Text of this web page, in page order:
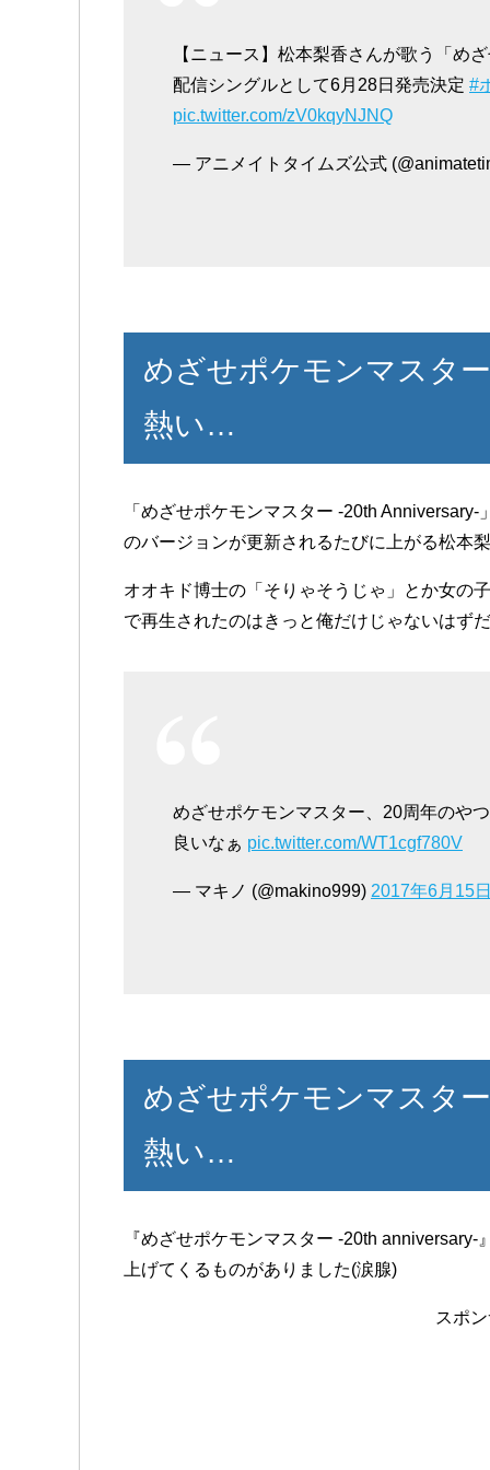
【ニュース】松本梨香さんが歌う「め
配信シングルとして6月28日発売決定 #
pic.twitter.com/zV0kqyNJNQ
— アニメイトタイムズ公式
めざせポケモンマスタ
熱い…
「めざせポケモンマスター -20th
のバージョンが更新されるたびに上がる松本
オオキド博士の「そりゃそうじゃ」とか女の
で再生されたのはきっと俺だけじゃないはずだ
めざせポケモンマスター、20周年のや
良いなぁ pic.twitter.com/WT1cgf780V
— マキノ (@makino999) 2017年6月15
めざせポケモンマスタ
熱い…
『めざせポケモンマスター -20th
上げてくるものがありました(涙腺)
スポ